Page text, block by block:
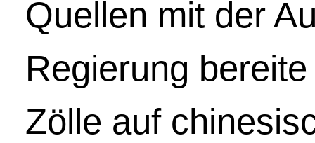
Quellen mit der
Regierung
Zölle auf